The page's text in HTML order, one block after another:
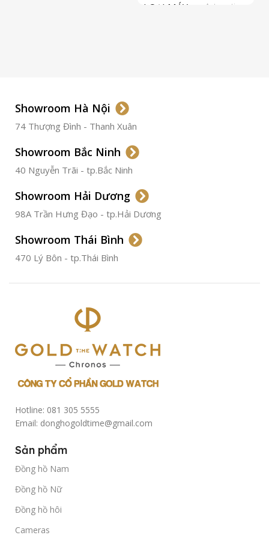
LOẠI MÁY
Automatic
CHỐNG NƯỚC
Showroom Hà Nội
74 Thượng Đình - Thanh Xuân
Showroom Bắc Ninh
40 Nguyễn Trãi - tp.Bắc Ninh
Showroom Hải Dương
98A Trần Hưng Đạo - tp.Hải Dương
Showroom Thái Bình
470 Lý Bôn - tp.Thái Bình
Hotline: 081 305 5555
Email: donghogoldtime@gmail.com
Sản phẩm
Đồng hồ Nam
Đồng hồ Nữ
Đồng hồ hôi
Cameras